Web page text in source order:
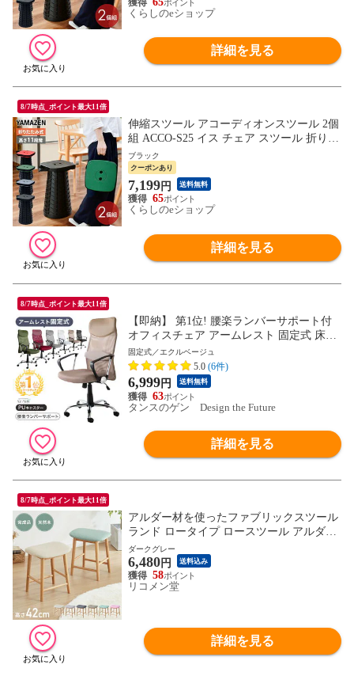
くらしのeショップ
詳細を見る
8/7時点_ポイント最大11倍
伸縮スツール アコーディオンスツール 2個
組 ACCO-S25 イス チェア スツール 折りた
たみ 折りたたみチェア 折りたたみスツー
ル 簡易チェア 簡易スツール 高さ調節 コン
パクト おしゃれ 新生活 レジャー アウトド
ア 完成品 山善 YAMAZEN 【送料無料】
ブラック
クーポンあり
7,199円 送料無料
65
くらしのeショップ
詳細を見る
8/7時点_ポイント最大11倍
【即納】 第1位! 腰楽ランバーサポート付
オフィスチェア アームレスト 固定式 床傷
防止PUキャスター メッシュ ハイバック パ
ソコンチェア ワークチェア デスクチェア
オフィスチェアー おしゃれ 65090108 〔エ
クルベージュ〕
固定式／エクルベージュ
5.0 (6件)
6,999円 送料無料
63
タンスのゲン Design the Future
詳細を見る
8/7時点_ポイント最大11倍
アルダー材を使ったファブリックスツール
ランド ロータイプ ロースツール アルダー
材 天然木 無垢材 ウッドスツール キッチン
スツール おしゃれ 北欧 木製椅子 カウンタ
ースツール【送料無料】
ダークグレー
6,480円 送料込み
58
リコメン堂
詳細を見る